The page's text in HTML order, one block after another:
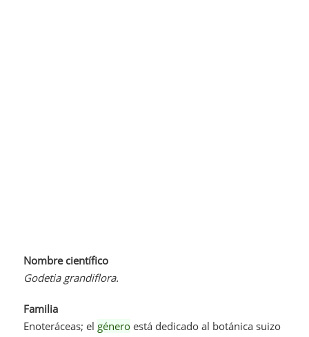
Nombre científico
Godetia grandiflora.
Familia
Enoteráceas; el género está dedicado al botánica suizo